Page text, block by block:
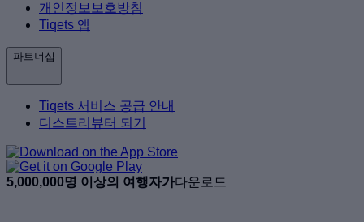
개인정보보호방침
Tiqets 앱
파트너십
Tiqets 서비스 공급 안내
디스트리뷰터 되기
5,000,000명 이상의 여행자가다운로드